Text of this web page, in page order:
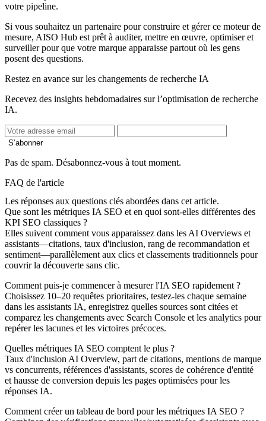
votre pipeline.
Si vous souhaitez un partenaire pour construire et gérer ce moteur de
mesure, AISO Hub est prêt à auditer, mettre en œuvre, optimiser et
surveiller pour que votre marque apparaisse partout où les gens
posent des questions.
Restez en avance sur les changements de recherche IA
Recevez des insights hebdomadaires sur l’optimisation de recherche
IA.
S’abonner
Pas de spam. Désabonnez-vous à tout moment.
FAQ de l'article
Les réponses aux questions clés abordées dans cet article.
Que sont les métriques IA SEO et en quoi sont-elles différentes des
KPI SEO classiques ?
Elles suivent comment vous apparaissez dans les AI Overviews et
assistants—citations, taux d'inclusion, rang de recommandation et
sentiment—parallèlement aux clics et classements traditionnels pour
couvrir la découverte sans clic.
Comment puis-je commencer à mesurer l'IA SEO rapidement ?
Choisissez 10–20 requêtes prioritaires, testez-les chaque semaine
dans les assistants IA, enregistrez quelles sources sont citées et
comparez les changements avec Search Console et les analytics pour
repérer les lacunes et les victoires précoces.
Quelles métriques IA SEO comptent le plus ?
Taux d'inclusion AI Overview, part de citations, mentions de marque
vs concurrents, références d'assistants, scores de cohérence d'entité
et hausse de conversion depuis les pages optimisées pour les
réponses IA.
Comment créer un tableau de bord pour les métriques IA SEO ?